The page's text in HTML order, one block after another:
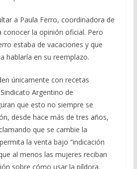
a Paula Ferro, coordinadora de
la opinión oficial. Pero
estaba de vacaciones y que
hablaría en su reemplazo.
únicamente con recetas
Argentino de
que esto no siempre se
desde hace más de tres años,
que se cambie la
la venta bajo “indicación
al menos las mujeres reciban
sobre cómo usar la píldora.